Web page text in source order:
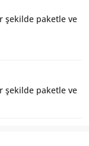
şekilde paketle ve
şekilde paketle ve